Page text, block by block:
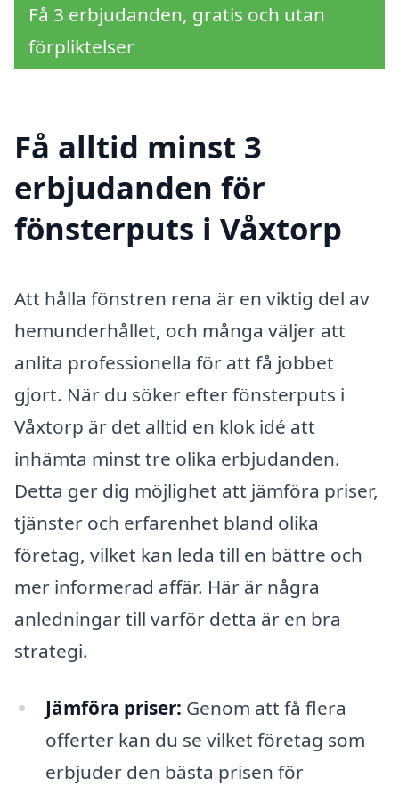
Få 3 erbjudanden, gratis och utan
förpliktelser
Få alltid minst 3
erbjudanden för
fönsterputs i Våxtorp
Att hålla fönstren rena är en viktig del av
hemunderhållet, och många väljer att
anlita professionella för att få jobbet
gjort. När du söker efter fönsterputs i
Våxtorp är det alltid en klok idé att
inhämta minst tre olika erbjudanden.
Detta ger dig möjlighet att jämföra priser,
tjänster och erfarenhet bland olika
företag, vilket kan leda till en bättre och
mer informerad affär. Här är några
anledningar till varför detta är en bra
strategi.
Jämföra priser: Genom att få flera
offerter kan du se vilket företag som
erbjuder den bästa prisen för